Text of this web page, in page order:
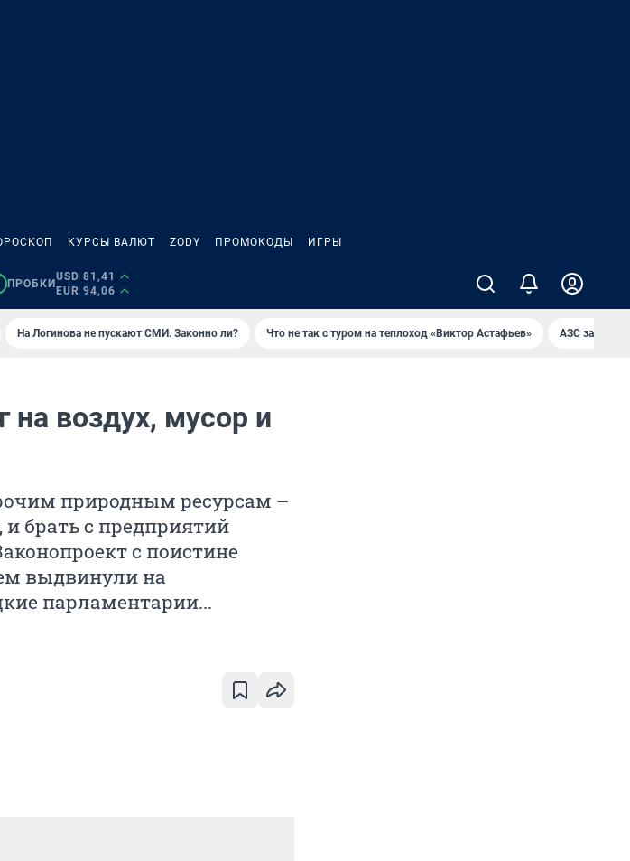
КУРСЫ ВАЛЮТ ZODY ПРОМОКОДЫ ИГРЫ
ПРОБКИ
USD 81,41
EUR 94,06
На Логинова не пускают СМИ. Законно ли? Что не так с туром на теплоход «Виктор Астафьев» AЗС
на воздух, мусор и
природным ресурсам –
брать с предприятий
с поистине
выдвинули на
парламентарии...